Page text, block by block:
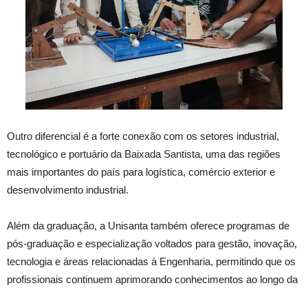
Outro diferencial é a forte conexão com os setores industrial,
tecnológico e portuário da Baixada Santista, uma das regiões
mais importantes do país para logística, comércio exterior e
desenvolvimento industrial.
Além da graduação, a Unisanta também oferece programas de
pós-graduação e especialização voltados para gestão, inovação,
tecnologia e áreas relacionadas à Engenharia, permitindo que os
profissionais continuem aprimorando conhecimentos ao longo da